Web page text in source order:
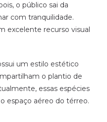
o público sai da
com tranquilidade.
excelente recurso visual
um estilo estético
o plantio de
essas espécies
espaço aéreo do térreo.